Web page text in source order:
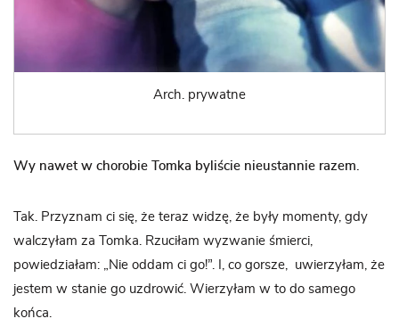
Arch. prywatne
Wy nawet w chorobie Tomka byliście nieustannie razem.
Tak. Przyznam ci się, że teraz widzę, że były momenty, gdy
walczyłam za Tomka. Rzuciłam wyzwanie śmierci,
powiedziałam: „Nie oddam ci go!”. I, co gorsze, uwierzyłam, że
jestem w stanie go uzdrowić. Wierzyłam w to do samego
końca.